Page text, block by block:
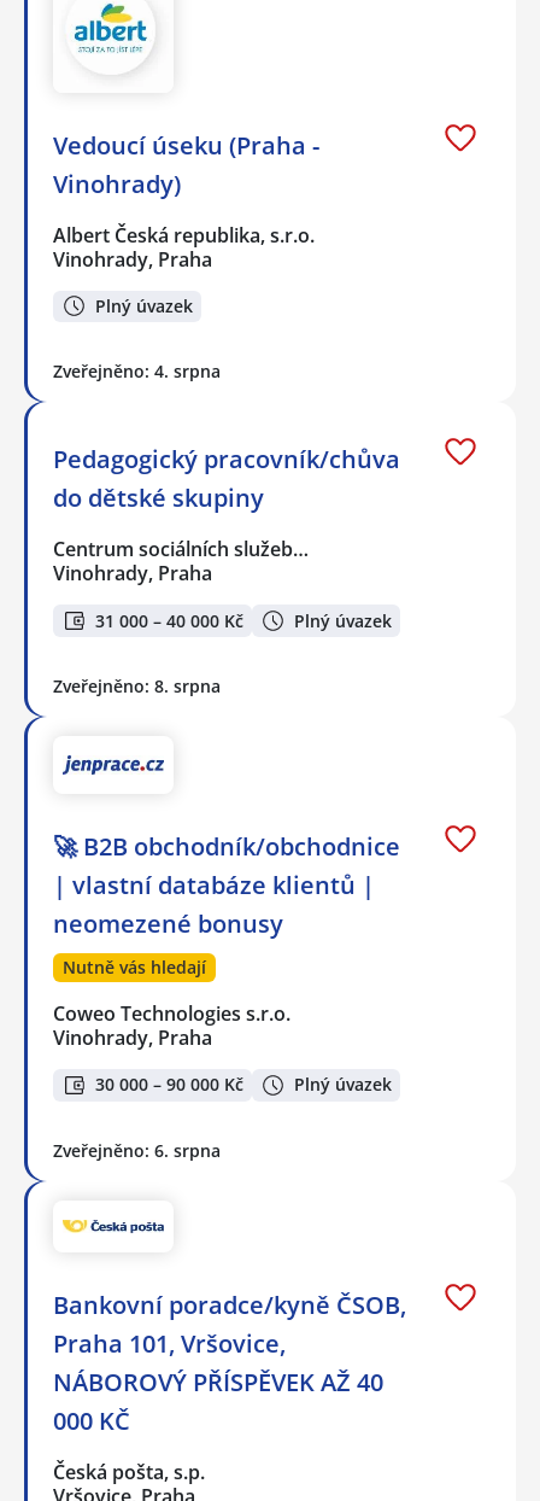
Vedoucí úseku (Praha -
Vinohrady)
Albert Česká republika, s.r.o.
Vinohrady, Praha
Plný úvazek
Zveřejněno: 4. srpna
Pedagogický pracovník/chůva
do dětské skupiny
Centrum sociálních služeb…
Vinohrady, Praha
31 000 – 40 000 Kč Plný úvazek
Zveřejněno: 8. srpna
🚀 B2B obchodník/obchodnice
| vlastní databáze klientů |
neomezené bonusy
Nutně vás hledají
Coweo Technologies s.r.o.
Vinohrady, Praha
30 000 – 90 000 Kč Plný úvazek
Zveřejněno: 6. srpna
Bankovní poradce/kyně ČSOB,
Praha 101, Vršovice,
NÁBOROVÝ PŘÍSPĚVEK AŽ 40
000 KČ
Česká pošta, s.p.